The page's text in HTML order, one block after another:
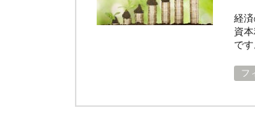
経
資
です
フ